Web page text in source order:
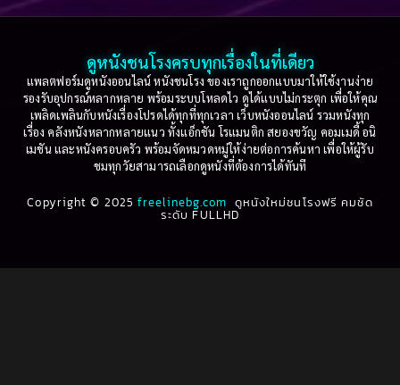
Based on Novel(16)
Betrayal(1)
Biography(3)
2003
2002
2001
2000
1999
1998
1997
1996
1995
1994
1993
1992
1991
1990
ดูหนังชนโรงครบทุกเรื่องในที่เดียว
แพลตฟอร์มดูหนังออนไลน์ หนังชนโรง ของเราถูกออกแบบมาให้ใช้งานง่าย
รองรับอุปกรณ์หลากหลาย พร้อมระบบโหลดไว ดูได้แบบไม่กระตุก เพื่อให้คุณ
เพลิดเพลินกับหนังเรื่องโปรดได้ทุกที่ทุกเวลา เว็บหนังออนไลน์ รวมหนังทุก
เรื่อง คลังหนังหลากหลายแนว ทั้งแอ็กชัน โรแมนติก สยองขวัญ คอมเมดี้ อนิ
เมชัน และหนังครอบครัว พร้อมจัดหมวดหมู่ให้ง่ายต่อการค้นหา เพื่อให้ผู้รับ
ชมทุกวัยสามารถเลือกดูหนังที่ต้องการได้ทันที
Copyright © 2025freelinebg.com ดูหนังใหม่ชนโรงฟรี คมชัด
ระดับ FULLHD